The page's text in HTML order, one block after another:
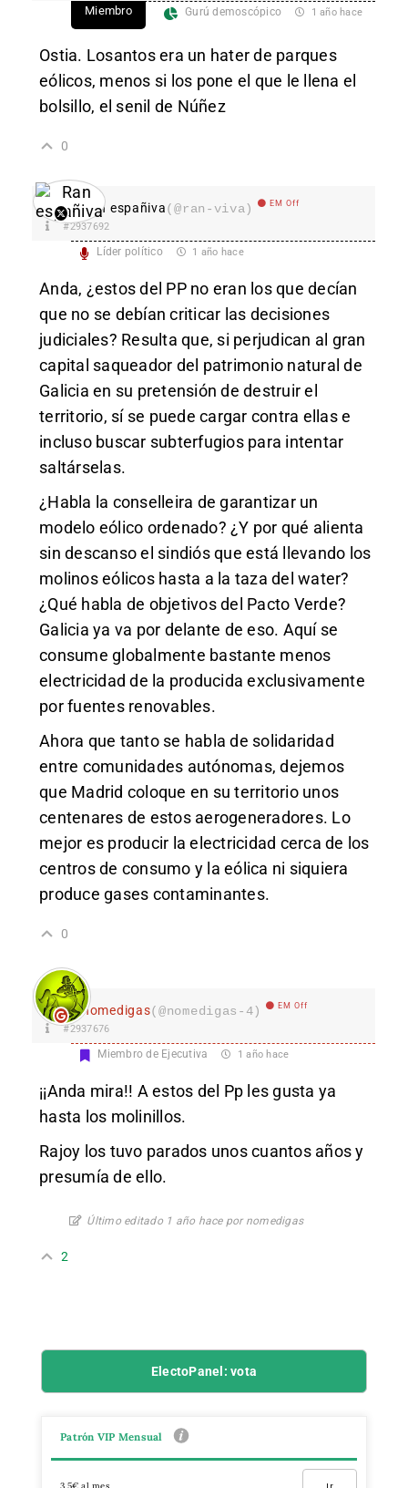
Miembro Gurú demoscópico 1 año hace
Ostia. Losantos era un hater de parques
eólicos, menos si los pone el que le llena el
bolsillo, el senil de Núñez
0
Ran españiva(@ran-viva) EM Off
#2937692
Líder político 1 año hace
Anda, ¿estos del PP no eran los que decían
que no se debían criticar las decisiones
judiciales? Resulta que, si perjudican al gran
capital saqueador del patrimonio natural de
Galicia en su pretensión de destruir el
territorio, sí se puede cargar contra ellas e
incluso buscar subterfugios para intentar
saltárselas.
¿Habla la conselleira de garantizar un
modelo eólico ordenado? ¿Y por qué alienta
sin descanso el sindiós que está llevando los
molinos eólicos hasta a la taza del water?
¿Qué habla de objetivos del Pacto Verde?
Galicia ya va por delante de eso. Aquí se
consume globalmente bastante menos
electricidad de la producida exclusivamente
por fuentes renovables.
Ahora que tanto se habla de solidaridad
entre comunidades autónomas, dejemos
que Madrid coloque en su territorio unos
centenares de estos aerogeneradores. Lo
mejor es producir la electricidad cerca de los
centros de consumo y la eólica ni siquiera
produce gases contaminantes.
0
nomedigas(@nomedigas-4) EM Off
#2937676
Miembro de Ejecutiva 1 año hace
¡¡Anda mira!! A estos del Pp les gusta ya
hasta los molinillos.
Rajoy los tuvo parados unos cuantos años y
presumía de ello.
Último editado 1 año hace por nomedigas
2
ElectoPanel: vota
Patrón VIP Mensual
3,5€ al mes Ir